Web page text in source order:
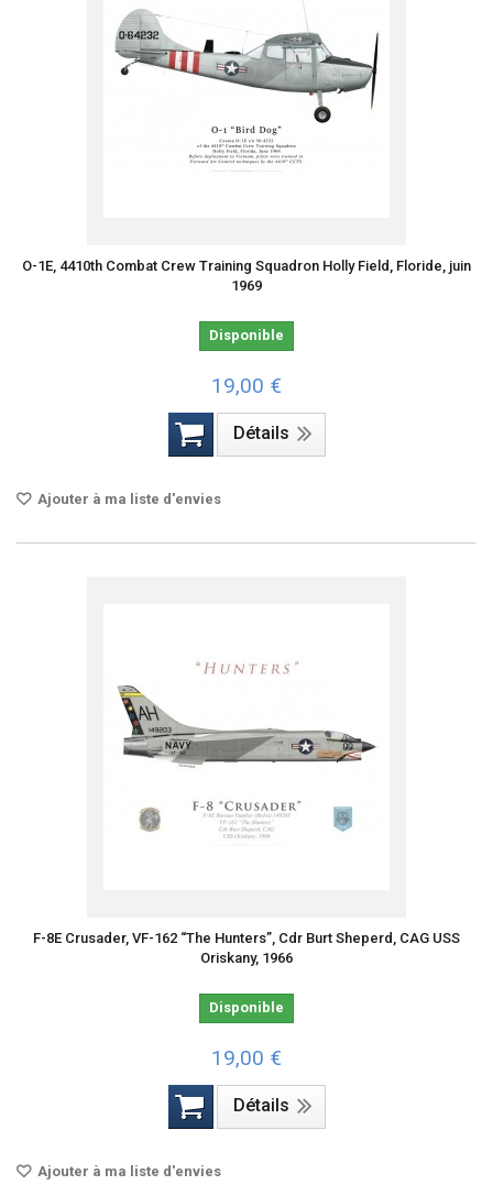
O-1E, 4410th Combat Crew Training Squadron Holly Field, Floride, juin
1969
Disponible
19,00 €
Détails
Ajouter à ma liste d'envies
F-8E Crusader, VF-162 “The Hunters”, Cdr Burt Sheperd, CAG USS
Oriskany, 1966
Disponible
19,00 €
Détails
Ajouter à ma liste d'envies